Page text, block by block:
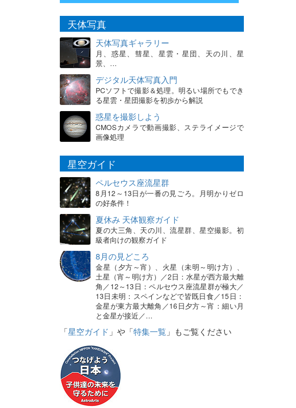
天体写真
天体写真ギャラリー
月、惑星、彗星、星雲・星団、天の川、星
景、…
デジタル天体写真入門
PCソフトで撮影＆処理。明るい場所でもでき
る星雲・星団撮影を初歩から解説
惑星を撮影しよう
CMOSカメラで動画撮影、ステライメージで
画像処理
星空ガイド
ペルセウス座流星群
8月12～13日が一番の見ごろ。月明かりゼロ
の好条件！
夏休み 天体観察ガイド
夏の大三角、天の川、流星群、星空撮影。初
級者向けの観察ガイド
8月の見どころ
金星（夕方～宵）、火星（未明～明け方）、
土星（宵～明け方）／2日：水星が西方最大離
角／12～13日：ペルセウス座流星群が極大／
13日未明：スペインなどで皆既日食／15日：
金星が東方最大離角／16日夕方～宵：細い月
と金星が接近／…
「星空ガイド 」や「特集一覧 」もご覧ください